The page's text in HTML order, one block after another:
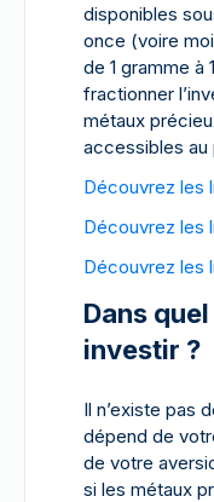
disponibles
once (voire
de 1 gramme à
fractionner
métaux
accessibles au
Découvrez les
Découvrez les
Découvrez les
Dans
investir ?
Il n’existe pas
dépend de
de votre
si les métaux